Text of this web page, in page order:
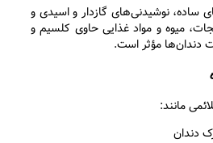
نوشیدنی‌های گازدار و اسیدی و
میوه و مواد غذایی حاوی کلسیم و
مانند:
دندان